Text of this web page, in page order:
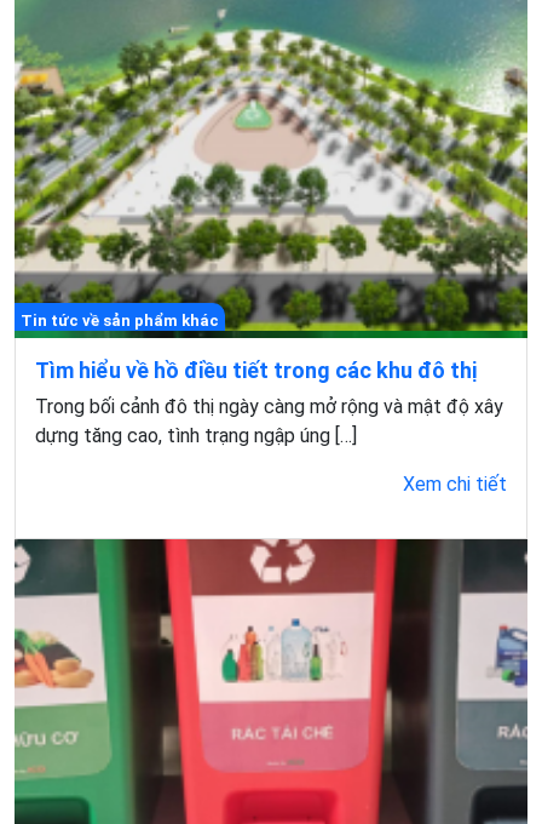
Tin tức về sản phẩm khác
Tìm hiểu về hồ điều tiết trong các khu đô thị
Trong bối cảnh đô thị ngày càng mở rộng và mật độ xây
dựng tăng cao, tình trạng ngập úng […]
Xem chi tiết